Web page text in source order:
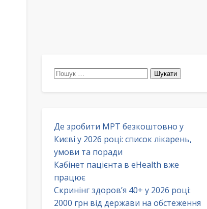
Пошук:
Де зробити МРТ безкоштовно у
Києві у 2026 році: список лікарень,
умови та поради
Кабінет пацієнта в eHealth вже
працює
Скринінг здоров’я 40+ у 2026 році:
2000 грн від держави на обстеження